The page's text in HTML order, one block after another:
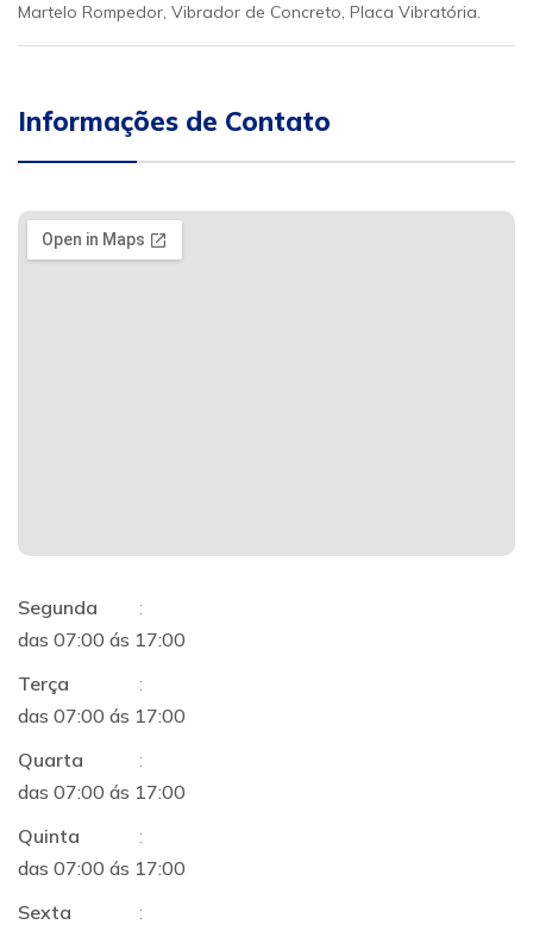
Martelo Rompedor, Vibrador de Concreto, Placa Vibratória.
Informações de Contato
Segunda
:
das 07:00 ás 17:00
Terça
:
das 07:00 ás 17:00
Quarta
:
das 07:00 ás 17:00
Quinta
:
das 07:00 ás 17:00
Sexta
: